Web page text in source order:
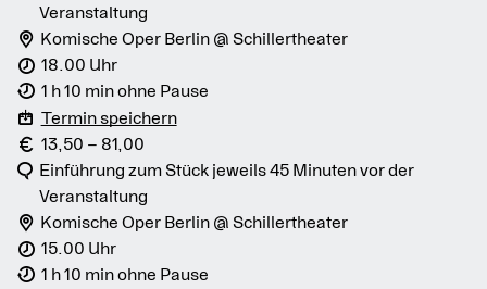
Veranstaltung
Komische Oper Berlin @ Schillertheater
18.00 Uhr
1 h 10 min ohne Pause
Termin speichern
13,50 – 81,00
Einführung zum Stück jeweils 45 Minuten vor der
Veranstaltung
Komische Oper Berlin @ Schillertheater
15.00 Uhr
1 h 10 min ohne Pause